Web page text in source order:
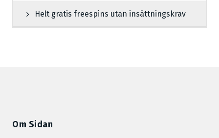
Helt gratis freespins utan insättningskrav
Om Sidan